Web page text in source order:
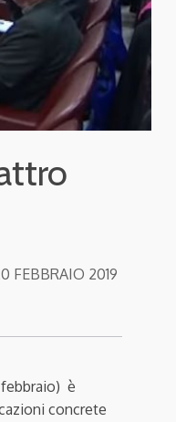
FEBBRAIO 2019
febbraio) è
concrete